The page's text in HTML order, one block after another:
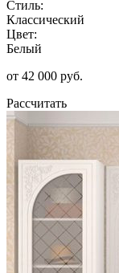
Стиль:
Классический
Цвет:
Белый
от 42 000 руб.
Рассчитать